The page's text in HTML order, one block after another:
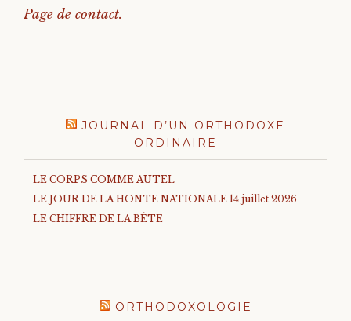
Page de contact.
JOURNAL D’UN ORTHODOXE
ORDINAIRE
LE CORPS COMME AUTEL
LE JOUR DE LA HONTE NATIONALE 14 juillet 2026
LE CHIFFRE DE LA BÊTE
ORTHODOXOLOGIE